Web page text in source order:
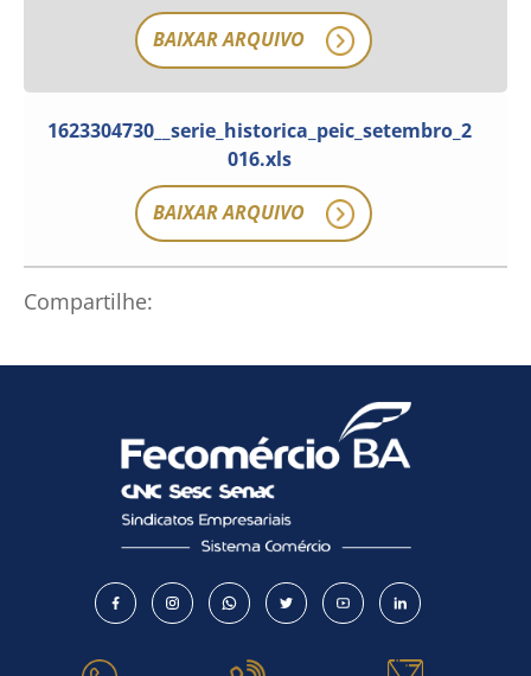
BAIXAR ARQUIVO
1623304730__serie_historica_peic_setembro_2
016.xls
BAIXAR ARQUIVO
Compartilhe: